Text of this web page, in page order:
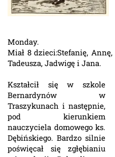
Monday.
Miał 8 dzieci:Stefanię,
Tadeusza, Jadwigę i Jana.
Kształcił się w szkole
Bernardynów w
Traszykunach i następnie,
pod kierunkiem
nauczyciela domowego ks.
Dębińskiego. Bardzo silnie
poświęcał się zgłębianiu